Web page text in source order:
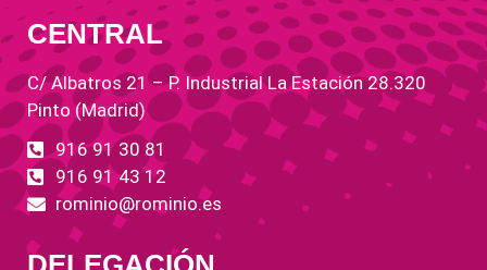
CENTRAL
C/ Albatros 21 – P. Industrial La Estación 28.320
Pinto (Madrid)
916 91 30 81
916 91 43 12
rominio@rominio.es